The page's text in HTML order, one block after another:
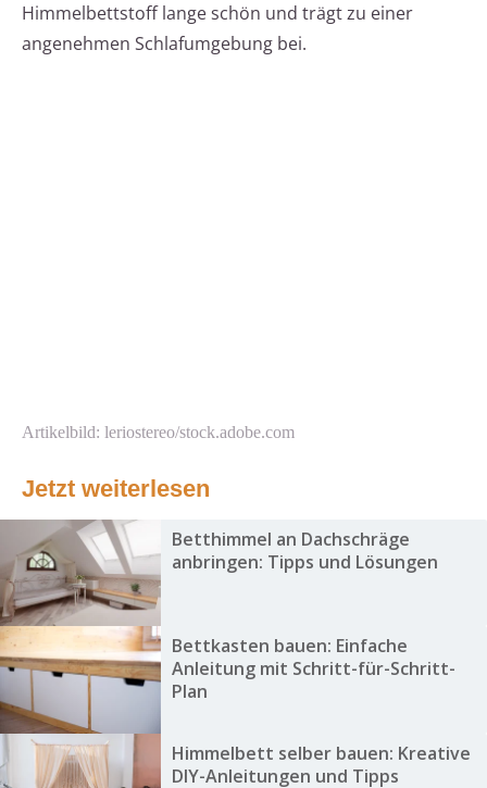
Himmelbettstoff lange schön und trägt zu einer
angenehmen Schlafumgebung bei.
Artikelbild: leriostereo/stock.adobe.com
Jetzt weiterlesen
Betthimmel an Dachschräge
anbringen: Tipps und Lösungen
Bettkasten bauen: Einfache
Anleitung mit Schritt-für-Schritt-
Plan
Himmelbett selber bauen: Kreative
DIY-Anleitungen und Tipps